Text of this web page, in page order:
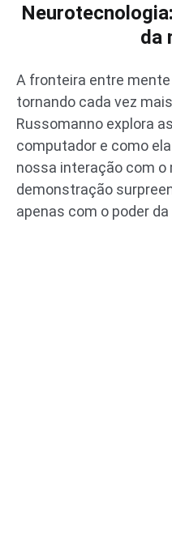
da
A fronteira entre
tornando cada vez
Russomanno explora
computador e como
nossa interação com o
demonstração
apenas com o poder